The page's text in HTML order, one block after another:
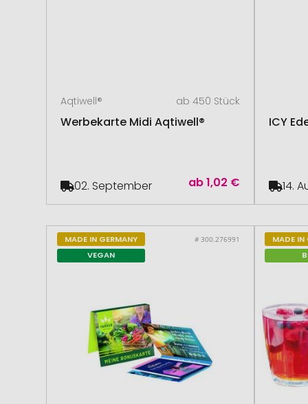
Aqtiwell® ab 450 Stück
Werbekarte Midi Aqtiwell®
ab1,02 €
02. September
ICY
14.
MADE IN GERMANY
VEGAN
# 300.276991
MADE IN